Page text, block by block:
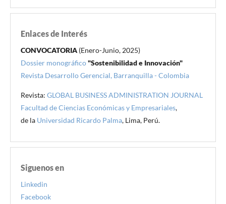
Enlaces de Interés
CONVOCATORIA (Enero-Junio, 2025)
Dossier monográfico"Sostenibilidad e Innovación"
Revista Desarrollo Gerencial, Barranquilla - Colombia
Revista: GLOBAL BUSINESS ADMINISTRATION JOURNAL
Facultad de Ciencias Económicas y Empresariales,
de la Universidad Ricardo Palma, Lima, Perú.
Siguenos en
Linkedin
Facebook